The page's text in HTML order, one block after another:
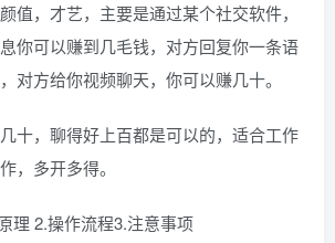
值，才艺，主要是通过某个社交软件，
你可以赚到几毛钱，对方回复你一条语
对方给你视频聊天，你可以赚几十。
十，聊得好上百都是可以的，适合工作
，多开多得。
理 2.操作流程3.注意事项